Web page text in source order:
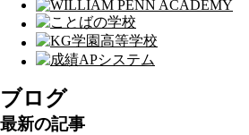
ブログ
最新の記事